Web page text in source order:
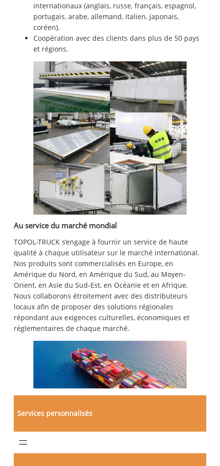
internationaux (anglais, russe, français, espagnol,
portugais, arabe, allemand, italien, japonais,
coréen).
Coopération avec des clients dans plus de 50 pays
et régions.
Au service du marché mondial
TOPOL-TRUCK s’engage à fournir un service de haute
qualité à chaque utilisateur sur le marché international.
Nos produits sont commercialisés en Europe, en
Amérique du Nord, en Amérique du Sud, au Moyen-
Orient, en Asie du Sud-Est, en Océanie et en Afrique.
Nous collaborons étroitement avec des distributeurs
locaux afin de proposer des solutions régionales
répondant aux exigences culturelles, économiques et
réglementaires de chaque marché.
Services personnalisés